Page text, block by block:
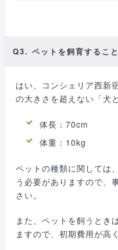
Q3. ペットを飼育するこ
はい、コンシェリア西新
の大きさを超えない「犬
体長：70cm
体重：10kg
ペットの種類に関しては
う必要がありますので、
さい。
また、ペットを飼うとき
ますので、初期費用が高